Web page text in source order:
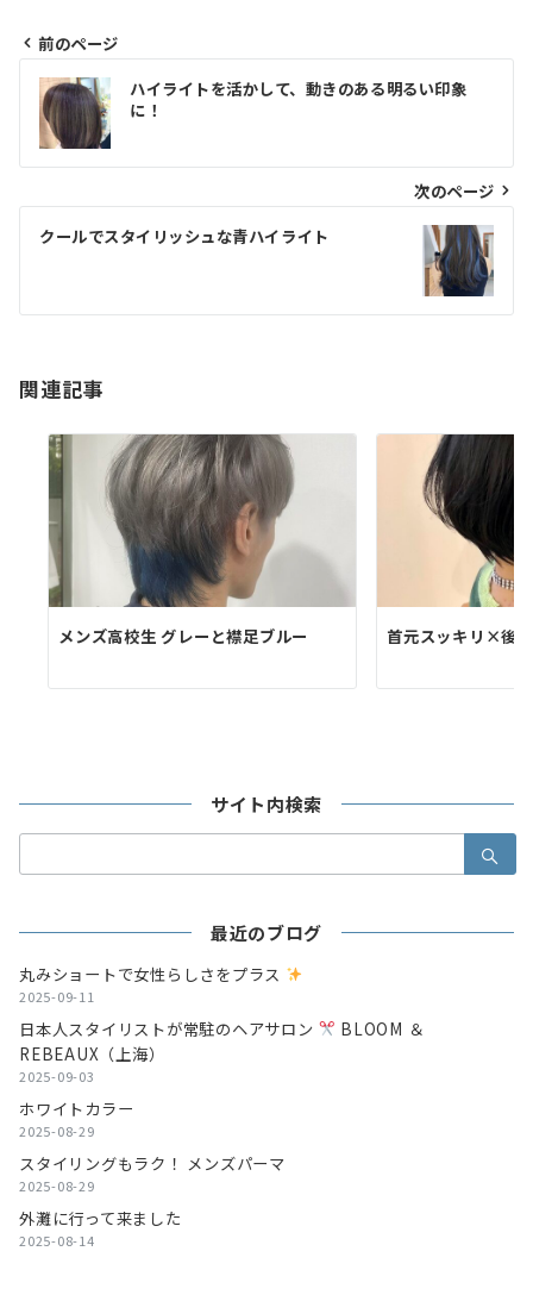
投
稿
ナ
ゲ
ン
前のページ
ハイライトを活かして、動きのある明るい印象
に！
次のページ
クールでスタイリッシュな青ハイライト
関連記事
メンズ高校生 グレーと襟足ブルー 首元スッキリ×後
サイト内検索
索：
最近のブログ
丸みショートで女性らしさをプラス
2025-09-11
日本人スタイリストが常駐のヘアサロン
BLOOM ＆
REBEAUX（上海）
2025-09-03
ホワイトカラー
2025-08-29
スタイリングもラク！ メンズパーマ
2025-08-29
外灘に行って来ました
2025-08-14